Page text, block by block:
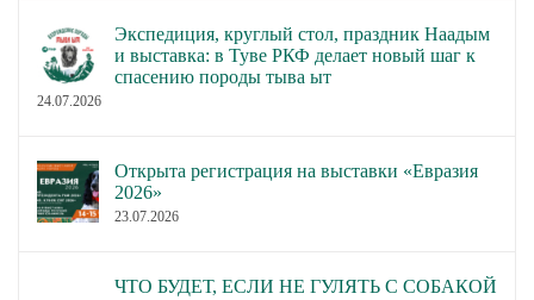
Экспедиция, круглый стол, праздник Наадым
и выставка: в Туве РКФ делает новый шаг к
спасению породы тыва ыт
24.07.2026
Открыта регистрация на выставки «Евразия
2026»
23.07.2026
ЧТО БУДЕТ, ЕСЛИ НЕ ГУЛЯТЬ С СОБАКОЙ